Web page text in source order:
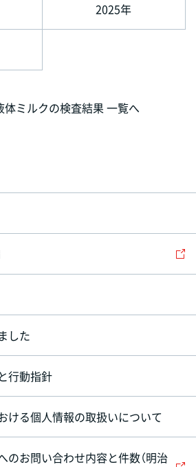
2025年
体ミルクの検査結果 一覧へ
した
行動指針
ける個人情報の取扱いについて
のお問い合わせ内容と件数（明治